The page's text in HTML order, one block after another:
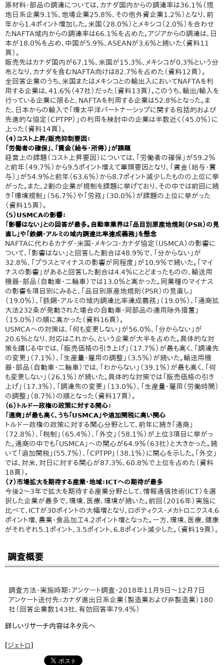
原材料・部品の調達については、カナダ国内からの調達率は36.1％（現
地日系企業9.1％、地場企業25.8％、その他外資企業1.2％）となり、前
年から1.4ポイント増加した。米国（28.0％）とメキシコ（2.0％）を合わせ
たNAFTA域内からの調達率は66.1％を占めた。アジアからの調達は、日
本が18.0％を占め、中国が5.9％、ASEANが3.6％と続いた（資料11
頁）。
販売先はカナダ国内が67.1％、米国が15.3％、メキシコが0.3％という分
布となり、カナダを含むNAFTA向けは82.7％を占めた（資料12頁）。
全回答企業のうち、米国またはメキシコとの輸出入においてNAFTAを利
用する企業は、41.6％（47社）だった（資料13頁）。このうち、輸出/輸入を
行っている企業に限ると、NAFTAを利用する企業は52.8％となった。ま
た、日本からの輸入で「環太平洋パートナーシップに関する包括的および
先進的な協定（CPTPP）」の利用を検討中の企業は半数近く（45.0％）に
上った（資料14頁）。
（4）コスト上昇/販売抑制要因：
「労働者の確保」、「賃金（給与・所得）」が課題
経営上の課題（コスト上昇要因）については、「労働者の確保」が59.2％
と前年（49.7％）から9.5ポイント増えて筆頭要因となり、「賃金（給与・賞
与）」が54.9％と前年（63.6％）から8.7ポイント減少したものの上位に挙
がった。また、2割の企業が規制を課題に挙げており、その中では前回に続
き「環境規制」（56.7％）や「労務」（30.0％）が課題の上位に挙がった
（資料15頁）。
（5）USMCAの影響：
「影響はない」との回答が最多。自動車業界は「品目別原産地規則（PSR）の見
直し」や「鉄鋼・アルミの域内調達比率達成義務」を懸念
NAFTAに代わるカナダ・米国・メキシコ・カナダ協定（USMCA）の影響に
ついて、「影響はない」と回答した割合は48.9％で、「分からない」が
32.8％、「プラスとマイナスの影響が同程度」が10.9％で続いた。「マイ
ナスの影響」があると回答した割合は4.4％にとどまったものの、輸送用
機器・部品（自動車・二輪車）では13.0％と高かった。同業種のマイナス
の影響を項目別にみると、「品目別原産地規則（PSR）の見直し」
（19.0％）、「鉄鋼・アルミの域内調達比率達成義務」（19.0％）、「通商拡
大法232条が発動された場合の自動車・同部品の適用除外措置」
（15.0％）の順に高かった（資料16頁）。
USMCAへの対策は、「何も変更しない」が56.0％、「分からない」が
20.6％となり、対応はこれから、という企業が大半を占めた。具体的な対
策を講じる中では、「販売価格の引き上げ」（17.7％）が最も高く、「調達先
の変更」（7.1％）、「生産量・雇用の調整」（3.5％）が続いた。輸送用機
器・部品（自動車・二輪車）では、「わからない」（39.1％）が最も高く、「何
も変更しない」（26.1％）が続いた。具体的な対策では「販売価格の引き
上げ」（17.3％）、「調達先の変更」（13.0％）、「生産量・雇用（労働時間）
の調整」（8.7％）の順となった（資料17頁）。
（6）トルドー政権の政策に対する関心：
「通商」が最も高く、うち「USMCA」や追加関税に高い関心
トルドー政権の政策に対する関心分野として、前年に続き「通商」
（72.8％）、「税制」（65.4％）、「外交」（58.1％）が上位3項目に挙がっ
た。通商の中でも「USMCA」への関心が64.9％（63社）と大きかった。続
いて「追加関税」(55.7％）、「CPTPP」（38.1％）に関心を示した。「外交」
では、対米、対日に対する関心が87.3％、60.8％で上位を占めた（資料
18頁）。
（7）市場拡大を期待する産業・地域：ICTへの期待が最多
今後2～3年で拡大を期待する産業分野として、情報通信技術(ICT）を選
択した企業が最多で、環境、医療、環境が続いた。前回（2016年）実施に
比べて、ICTが30ポイントの大幅増となり、ロボティクス・メカトロニクス4.6
ポイント増、農業・食品加工4.2ポイント増となった。一方、環境、医療、健康
がそれぞれ5.1ポイント、3.5ポイント、6.8ポイント減少した。（資料19頁）。
調査概要
調査方法・実施時期：アンケート調査・2018年11月9日～12月7日
アンケート送付先：カナダ進出日系企業（製造業および非製造業）180
社（回答企業数143社、有効回答率79.4％）
詳しいリサーチ内容はネタ元へ
[ジェトロ]